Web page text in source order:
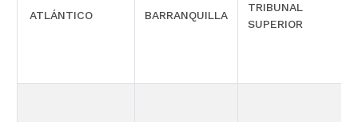
ATLÁNTICO BARRANQUILLA
TRIBUNAL
SUPERIOR